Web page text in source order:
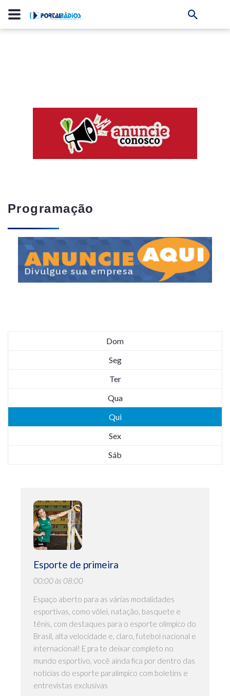
Programação
Dom
Seg
Ter
Qua
Qui
Sex
Sáb
Esporte de primeira
00:00 às 08:00
Espaço aberto para as várias modalidades
esportivas, como vôlei, natação, basquete e
tênis, com destaques para o esporte olímpico do
Brasil, alta velocidade e, claro, futebol nacional e
internacional! E pra te deixar completo no
mundo esportivo, você ainda fica por dentro das
notícias do esporte paralímpico com boletins e
entrevistas exclusivas